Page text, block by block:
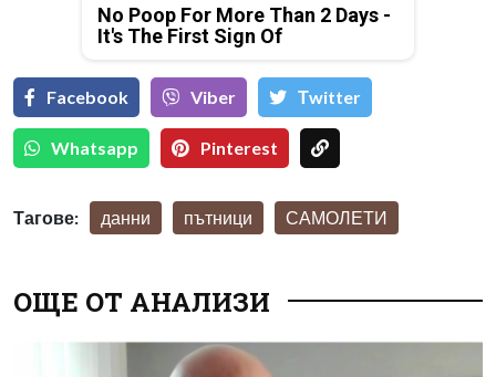
No Poop For More Than 2 Days -
It's The First Sign Of
Facebook Viber Тwitter
Whatsapp Pinterest
Тагове: данни пътници САМОЛЕТИ
ОЩЕ ОТ АНАЛИЗИ